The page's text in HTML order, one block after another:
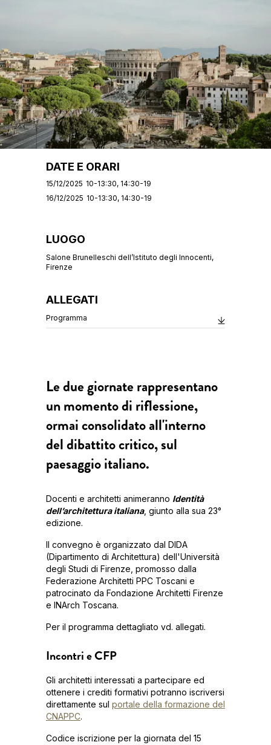
DATE E ORARI
15/12/2025 10-13:30, 14:30-19
16/12/2025 10-13:30, 14:30-19
LUOGO
Salone Brunelleschi dell’Istituto degli Innocenti,
Firenze
ALLEGATI
Programma
Le due giornate rappresentano
un momento di riflessione,
ormai consolidato all'interno
del dibattito critico, sul
paesaggio italiano.
Docenti e architetti animeranno Identità
dell’architettura italiana, giunto alla sua 23°
edizione.
Il convegno è organizzato dal DIDA
(Dipartimento di Architettura) dell'Università
degli Studi di Firenze, promosso dalla
Federazione Architetti PPC Toscani e
patrocinato da Fondazione Architetti Firenze
e INArch Toscana.
Per il programma dettagliato vd. allegati.
Incontri e CFP
Gli architetti interessati a partecipare ed
ottenere i crediti formativi potranno iscriversi
direttamente sul portale della formazione del
CNAPPC.
Codice iscrizione per la giornata del 15